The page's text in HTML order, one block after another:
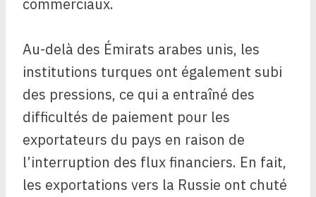
commerciaux.
Au-delà des Émirats arabes unis, les
institutions turques ont également subi
des pressions, ce qui a entraîné des
difficultés de paiement pour les
exportateurs du pays en raison de
l’interruption des flux financiers. En fait,
les exportations vers la Russie ont chuté